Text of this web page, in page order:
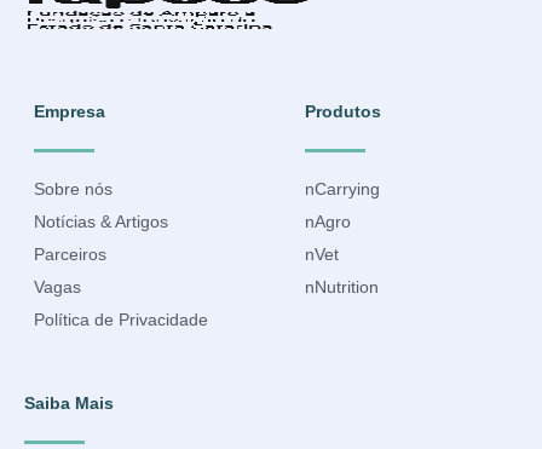
Empresa
Sobre nós
Notícias & Artigos
Parceiros
Vagas
Política de Privacidade
Produtos
nCarrying
nAgro
nVet
nNutrition
Saiba Mais